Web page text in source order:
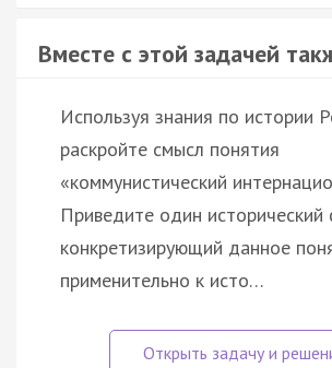
Вместе с этой задачей
Используя знания по истории
раскройте смысл понятия
«коммунистический
Приведите один исторический
конкретизирующий данное
применительно к исто…